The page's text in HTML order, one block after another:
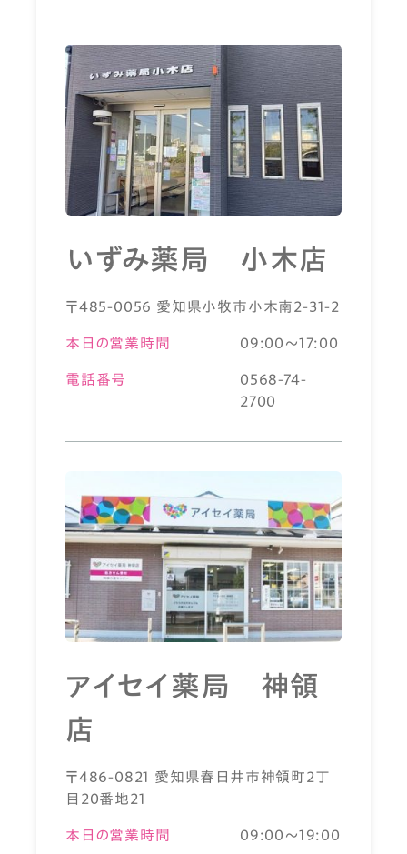
いずみ薬局 小木店
〒485-0056 愛知県小牧市小木南2-31-2
本日の営業時間 09:00～17:00
電話番号
0568-74-
2700
アイセイ薬局 神領
店
〒486-0821 愛知県春日井市神領町2丁
目20番地21
本日の営業時間 09:00～19:00